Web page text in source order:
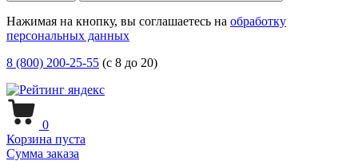
Нажимая на кнопку, вы соглашаетесь на обработку
персональных данных
8 (800) 200-25-55 (с 8 до 20)
0
Корзина пуста
Сумма заказа